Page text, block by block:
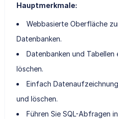
Hauptmerkmale:
Webbasierte Oberfläche
Datenbanken.
Datenbanken und
löschen.
Einfach
und löschen.
Führen Sie SQL-Abfragen